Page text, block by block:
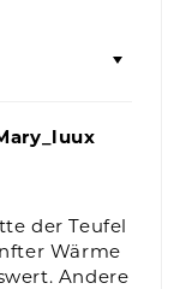
der Teufel
Wärme
Andere